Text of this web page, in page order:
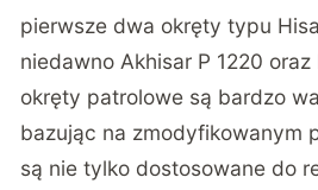
pierwsze dwa okręty typu
niedawno Akhisar P 1220 oraz
okręty patrolowe są bardzo
bazując na zmodyfikowanym
są nie tylko dostosowane do